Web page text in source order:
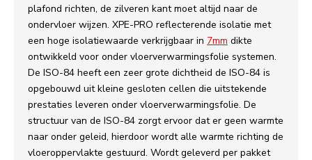
plafond richten, de zilveren kant moet altijd naar de
ondervloer wijzen. XPE-PRO reflecterende isolatie met
een hoge isolatiewaarde verkrijgbaar in 7mm dikte
ontwikkeld voor onder vloerverwarmingsfolie systemen.
De ISO-84 heeft een zeer grote dichtheid de ISO-84 is
opgebouwd uit kleine gesloten cellen die uitstekende
prestaties leveren onder vloerverwarmingsfolie. De
structuur van de ISO-84 zorgt ervoor dat er geen warmte
naar onder geleid, hierdoor wordt alle warmte richting de
vloeroppervlakte gestuurd. Wordt geleverd per pakket